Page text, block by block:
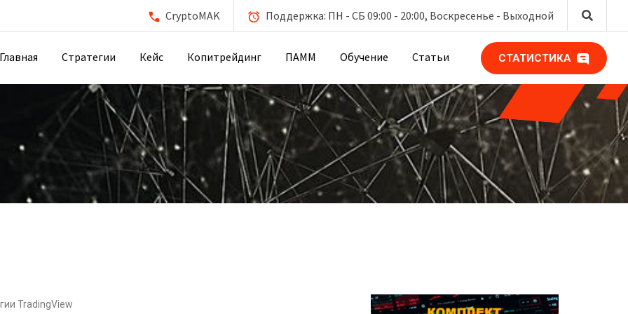
CryptoMAK Поддержка: ПН - СБ 09:00 - 20:00, Воскресенье - Выходной
Главная Стратегии Кейс Копитрейдинг ПАММ Обучение Статьи СТАТИСТИКА
TradingView